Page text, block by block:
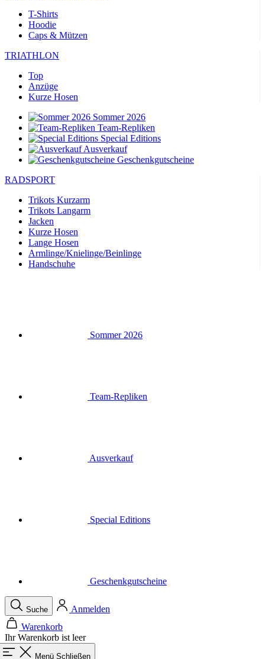
T-Shirts
Hoodie
Caps & Mützen
TRIATHLON
Top
Anzüge
Kurze Hosen
Sommer 2026
Team-Repliken
Special Editions
Ausverkauf
Geschenkgutscheine
RADSPORT
Trikots Kurzarm
Trikots Langarm
Jacken
Kurze Hosen
Lange Hosen
Armlinge/Knielinge/Beinlinge
Handschuhe
Sommer 2026
Team-Repliken
Ausverkauf
Special Editions
Geschenkgutscheine
Suche
Anmelden
Warenkorb
Ihr Warenkorb ist leer
Menü Schließen